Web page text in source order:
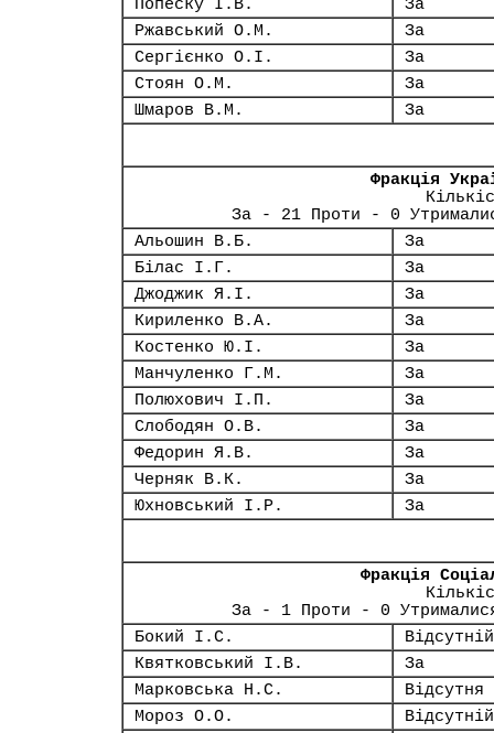
Попеску І.В.
За
Ржавський О.М.
За
Сергієнко О.І.
За
Стоян О.М.
За
Шмаров В.М.
За
Фракція
За - 21 Проти - 0
Альошин В.Б.
За
Білас І.Г.
За
Джоджик Я.І.
За
Кириленко В.А.
За
Костенко Ю.І.
За
Манчуленко Г.М.
За
Полюхович І.П.
За
Слободян О.В.
За
Федорин Я.В.
За
Черняк В.К.
За
Юхновський І.Р.
За
Фракція
За - 1 Проти - 0
Бокий І.С.
Відсутній
Квятковський І.В.
За
Марковська Н.С.
Відсутня
Мороз О.О.
Відсутній